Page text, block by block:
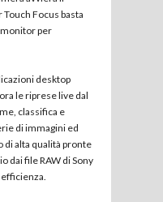
Focus basta
per
desktop
le riprese live dal
classifica e
di immagini ed
di alta qualità pronte
dai file RAW di Sony